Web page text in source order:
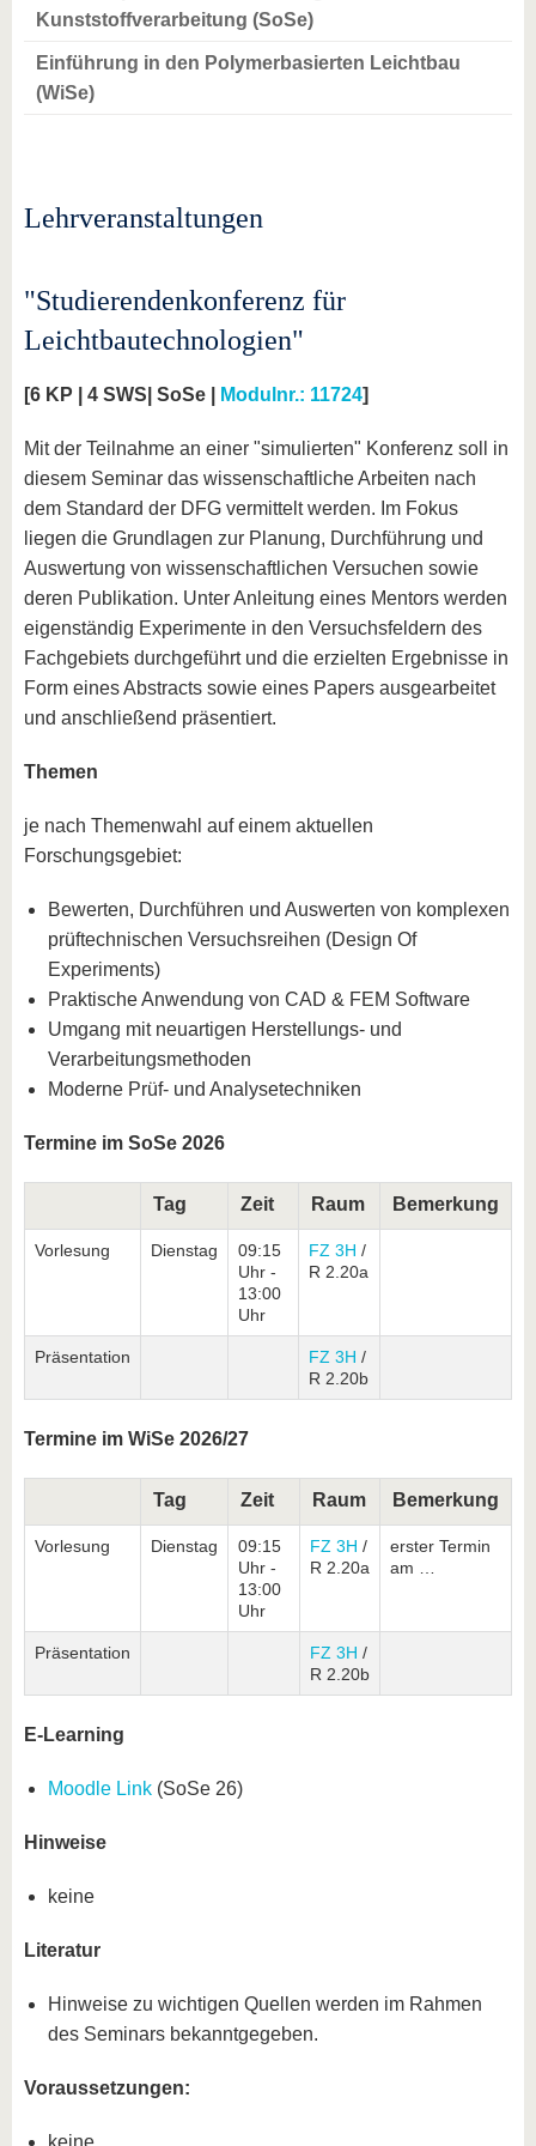
Kunststoffverarbeitung (SoSe)
Einführung in den Polymerbasierten Leichtbau
(WiSe)
Lehrveranstaltungen
"Studierendenkonferenz für
Leichtbautechnologien"
[6 KP | 4 SWS| SoSe | Modulnr.: 11724]
Mit der Teilnahme an einer "simulierten" Konferenz soll in
diesem Seminar das wissenschaftliche Arbeiten nach
dem Standard der DFG vermittelt werden. Im Fokus
liegen die Grundlagen zur Planung, Durchführung und
Auswertung von wissenschaftlichen Versuchen sowie
deren Publikation. Unter Anleitung eines Mentors werden
eigenständig Experimente in den Versuchsfeldern des
Fachgebiets durchgeführt und die erzielten Ergebnisse in
Form eines Abstracts sowie eines Papers ausgearbeitet
und anschließend präsentiert.
Themen
je nach Themenwahl auf einem aktuellen
Forschungsgebiet:
Bewerten, Durchführen und Auswerten von komplexen
prüftechnischen Versuchsreihen (Design Of
Experiments)
Praktische Anwendung von CAD & FEM Software
Umgang mit neuartigen Herstellungs- und
Verarbeitungsmethoden
Moderne Prüf- und Analysetechniken
Termine im SoSe 2026
Tag Zeit Raum Bemerkung
Vorlesung Dienstag
09:15
Uhr -
13:00
Uhr
FZ 3H /
R 2.20a
Präsentation FZ 3H /
R 2.20b
Termine im WiSe 2026/27
Tag Zeit Raum Bemerkung
Vorlesung Dienstag
09:15
Uhr -
13:00
Uhr
FZ 3H /
R 2.20a
erster Termin
am …
Präsentation FZ 3H /
R 2.20b
E-Learning
Moodle Link (SoSe 26)
Hinweise
keine
Literatur
Hinweise zu wichtigen Quellen werden im Rahmen
des Seminars bekanntgegeben.
Voraussetzungen:
keine